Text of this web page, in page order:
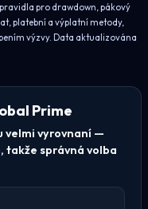
pro drawdown, pákový
platební a výplatní metody,
výzvy. Data aktualizována
Prime
velmi vyrovnaní —
takže správná volba